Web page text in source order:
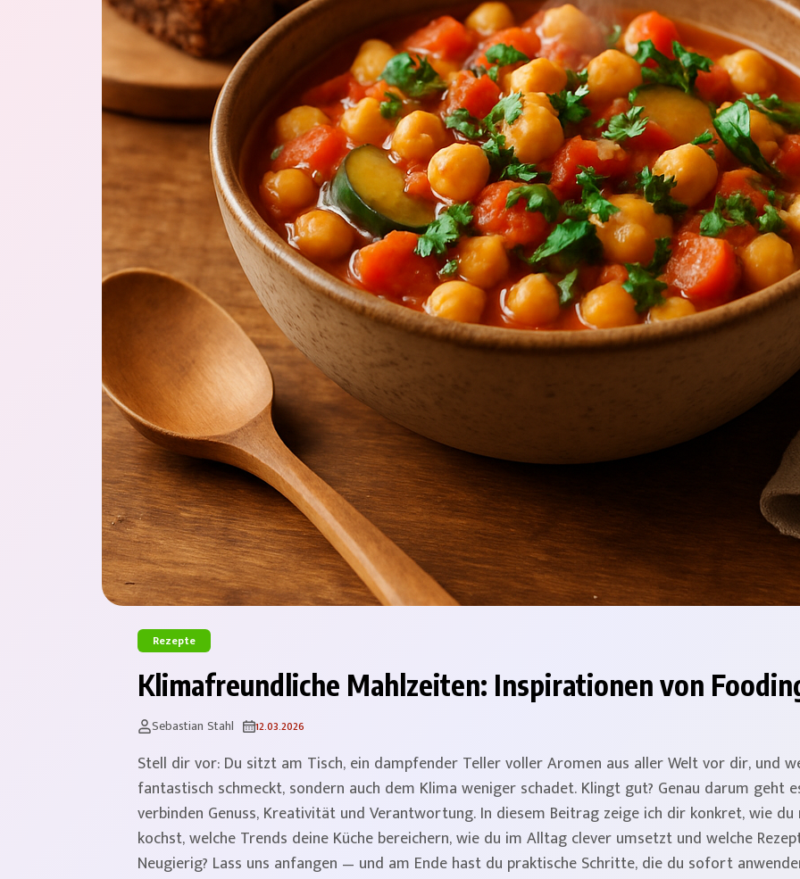
Rezepte
Klimafreundliche Mahlzeiten: Inspirationen von
Sebastian Stahl 12.03.2026
Stell dir vor: Du sitzt am Tisch, ein dampfender Teller voller Aromen aus aller Welt vor dir, und
fantastisch schmeckt, sondern auch dem Klima weniger schadet. Klingt gut? Genau darum geht
verbinden Genuss, Kreativität und Verantwortung. In diesem Beitrag zeige ich dir konkret, wie
kochst, welche Trends deine Küche bereichern, wie du im Alltag clever umsetzt und welche
Neugierig? Lass uns anfangen — und am Ende hast du praktische Schritte, die du sofort